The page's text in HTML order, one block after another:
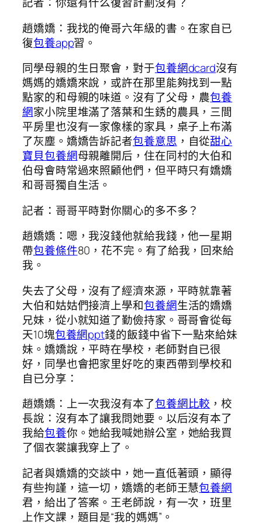
趙嬌嬌：我找的俺哥六年級的書。在家自已
復包養app習。
同學母親的生日聚會，對于包養網dcard沒有
媽媽的嬌嬌來說，或許在那里能夠找到一點
點家的和母親的味道。沒有了父母，農包養
網家小院里堆滿了落葉和生銹的農具，三間
平房里也沒有一家像樣的家具，桌子上布滿
了灰塵。嬌嬌告訴記者包養意思 ，自從甜心
寶貝包養網母親離開后，住在同村的大伯和
伯母會時常過來照顧他們，但平時只有嬌嬌
和哥哥獨自生活。
記者：哥哥平時對你關心的多不多？
趙嬌嬌：嗯，我沒錢他就給我錢，他一星期
帶包養條件80，花不完。有了給我，回來給
我。
失去了父母，沒有了經濟來源，平時就靠著
大伯和姑姑們接濟上學和包養網生活的嬌嬌
兄妹，從小就知道了勤儉持家。哥哥會從每
天10塊包養網ppt錢的飯錢中省下一點來給妹
妹。嬌嬌說，平時在學校，老師對自已很
好，同學也會把家里好吃的東西帶到學校和
自已分享：
趙嬌嬌：上一次我沒有本了包養網比較 ，校
長說：沒有本了讓我問她要。以后沒有本了
我給包養你。她給我喊她辦公室，她給我買
了個衣裳讓我穿上了。
記者與嬌嬌的交談中，她一直低著頭，顯得
有些拘謹，這一切，嬌嬌的老師王慧包養網
君，給出了答案。王老師說，有一次，班里
上作文課，題目是“我的媽媽”。